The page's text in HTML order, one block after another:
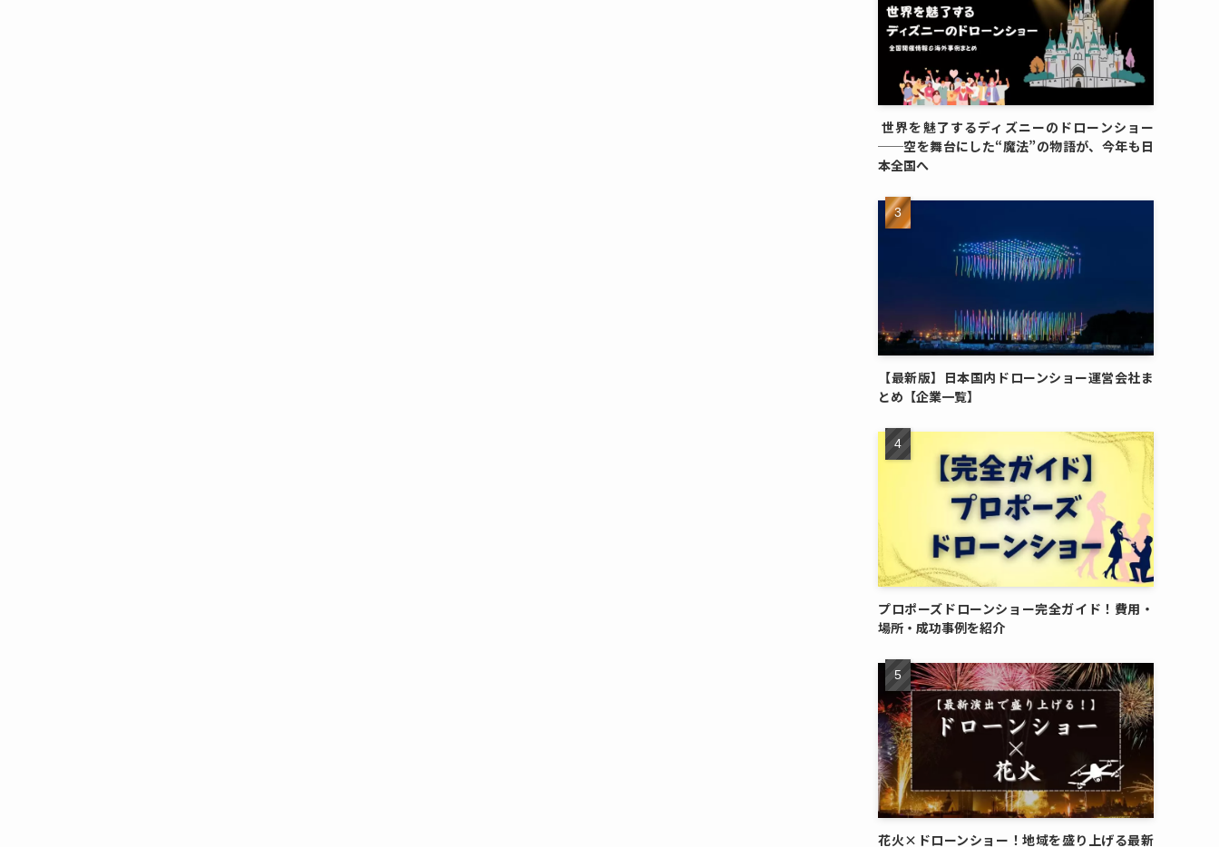
世界を魅了するディズニーのドローンショー
──空を舞台にした“魔法”の物語が、今年も日
本全国へ
【最新版】日本国内ドローンショー運営会社ま
とめ【企業一覧】
プロポーズドローンショー完全ガイド！費用・
場所・成功事例を紹介
花火×ドローンショー！地域を盛り上げる最新